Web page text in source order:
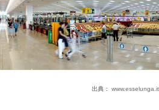
出典： www.esselunga.it